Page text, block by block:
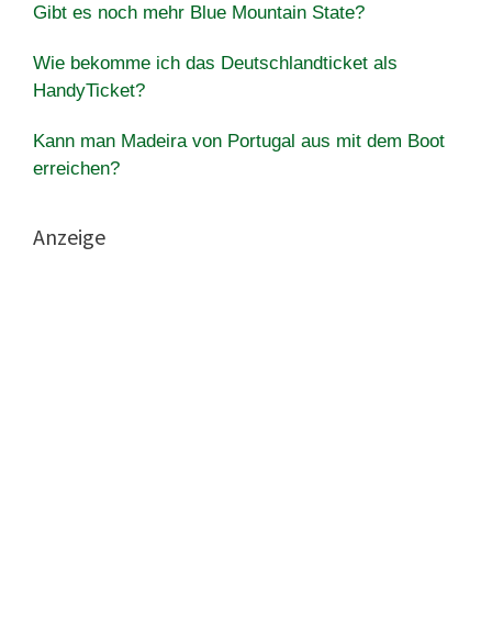
Gibt es noch mehr Blue Mountain State?
Wie bekomme ich das Deutschlandticket als
HandyTicket?
Kann man Madeira von Portugal aus mit dem Boot
erreichen?
Anzeige